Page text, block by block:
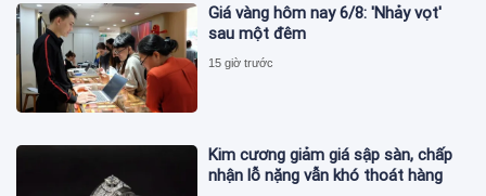
Giá vàng hôm nay 6/8: 'Nhảy vọt'
sau một đêm
15 giờ trước
Kim cương giảm giá sập sàn, chấp
nhận lỗ nặng vẫn khó thoát hàng